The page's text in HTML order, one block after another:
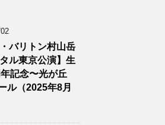
・バリトン村山岳
ル東京公演】生
記念〜光が丘
ル（2025年8月